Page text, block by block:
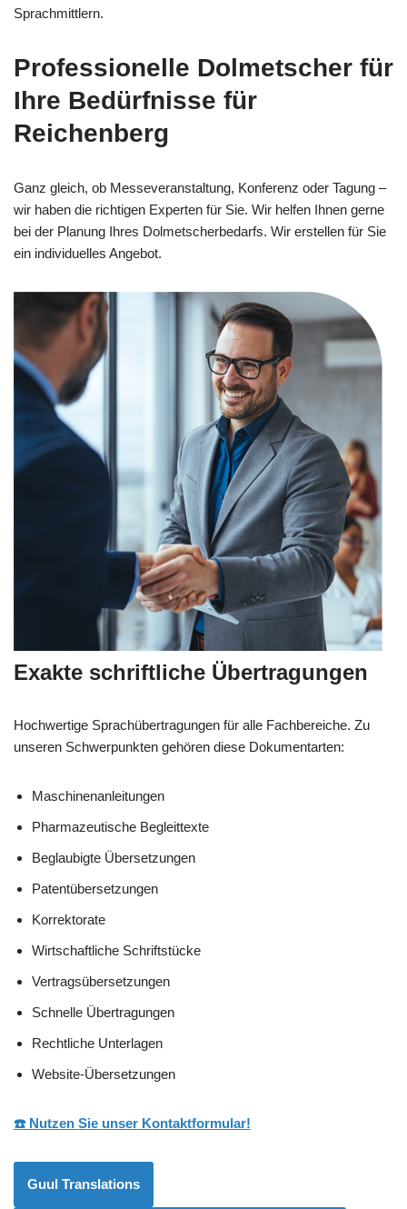
Sprachmittlern.
Professionelle Dolmetscher für
Ihre Bedürfnisse für
Reichenberg
Ganz gleich, ob Messeveranstaltung, Konferenz oder Tagung –
wir haben die richtigen Experten für Sie. Wir helfen Ihnen gerne
bei der Planung Ihres Dolmetscherbedarfs. Wir erstellen für Sie
ein individuelles Angebot.
Exakte schriftliche Übertragungen
Hochwertige Sprachübertragungen für alle Fachbereiche. Zu
unseren Schwerpunkten gehören diese Dokumentarten:
Maschinenanleitungen
Pharmazeutische Begleittexte
Beglaubigte Übersetzungen
Patentübersetzungen
Korrektorate
Wirtschaftliche Schriftstücke
Vertragsübersetzungen
Schnelle Übertragungen
Rechtliche Unterlagen
Website-Übersetzungen
☎️ Nutzen Sie unser Kontaktformular!
Guul Translations